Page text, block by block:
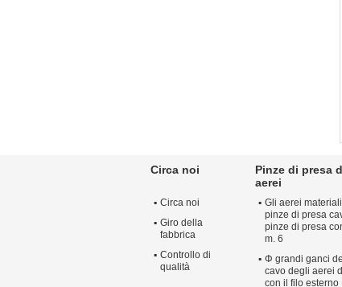
Circa noi
Circa noi
Giro della
fabbrica
Controllo di
qualità
Pinze di presa
aerei
Gli aerei
pinze di presa
pinze di presa
m. 6
Φ grandi ganci
cavo degli aerei
con il filo esterno